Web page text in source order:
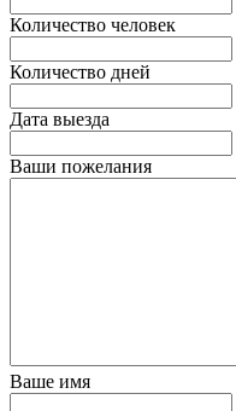
Количество человек
Количество дней
Дата выезда
Ваши пожелания
Ваше имя